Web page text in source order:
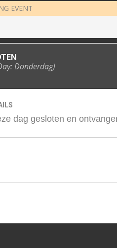
EVENT
Donderdag)
dag gesloten en